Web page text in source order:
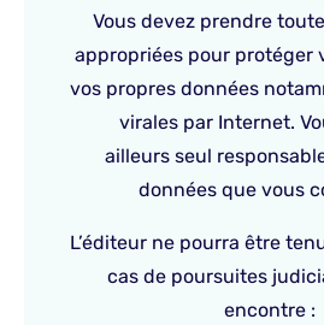
Vous devez prendre
appropriées pour protéger
vos propres données
virales par Internet.
ailleurs seul
données que vous
L’éditeur ne pourra être
cas de poursuites
encontre :